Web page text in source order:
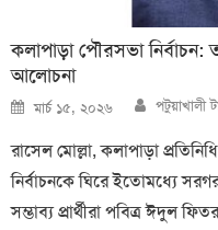
কলাপাড়া পৌরসভা নির্বাচন:
আলোচনা
Posted
on
মার্চ ১৫, ২০২৬ Author
পটুয়াখালী
রাসেল মোল্লা, কলাপাড়া
নির্বাচনকে ঘিরে ইতোমধ্যে
সম্ভাব্য প্রার্থীরা পবিত্র ঈদুল